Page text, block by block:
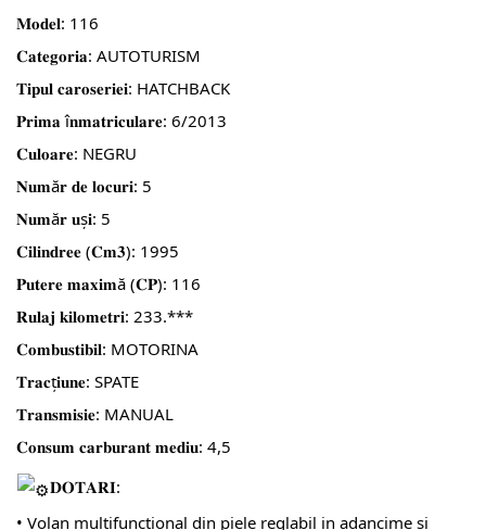
𝐌𝐨𝐝𝐞𝐥: 116
𝐂𝐚𝐭𝐞𝐠𝐨𝐫𝐢𝐚: AUTOTURISM
𝐓𝐢𝐩𝐮𝐥 𝐜𝐚𝐫𝐨𝐬𝐞𝐫𝐢𝐞𝐢: HATCHBACK
𝐏𝐫𝐢𝐦𝐚 î𝐧𝐦𝐚𝐭𝐫𝐢𝐜𝐮𝐥𝐚𝐫𝐞: 6/2013
𝐂𝐮𝐥𝐨𝐚𝐫𝐞: NEGRU
𝐍𝐮𝐦ă𝐫 𝐝𝐞 𝐥𝐨𝐜𝐮𝐫𝐢: 5
𝐍𝐮𝐦ă𝐫 𝐮ș𝐢: 5
𝐂𝐢𝐥𝐢𝐧𝐝𝐫𝐞𝐞 (𝐂𝐦𝟑): 1995
𝐏𝐮𝐭𝐞𝐫𝐞 𝐦𝐚𝐱𝐢𝐦ă (𝐂𝐏): 116
𝐑𝐮𝐥𝐚𝐣 𝐤𝐢𝐥𝐨𝐦𝐞𝐭𝐫𝐢: 233.***
𝐂𝐨𝐦𝐛𝐮𝐬𝐭𝐢𝐛𝐢𝐥: MOTORINA
𝐓𝐫𝐚𝐜ț𝐢𝐮𝐧𝐞: SPATE
𝐓𝐫𝐚𝐧𝐬𝐦𝐢𝐬𝐢𝐞: MANUAL
𝐂𝐨𝐧𝐬𝐮𝐦 𝐜𝐚𝐫𝐛𝐮𝐫𝐚𝐧𝐭 𝐦𝐞𝐝𝐢𝐮: 4,5
𝐃𝐎𝐓𝐀𝐑𝐈:
• Volan multifunctional din piele reglabil in adancime si